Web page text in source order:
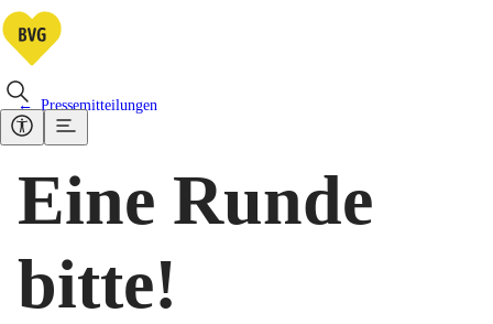
Pressemitteilungen
Eine Runde
bitte!